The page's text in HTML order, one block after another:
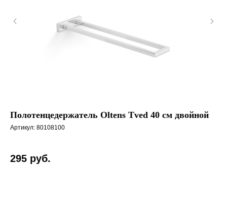
Полотенцедержатель Oltens Tved 40 см двойной
Артикул: 80108100
295 руб.